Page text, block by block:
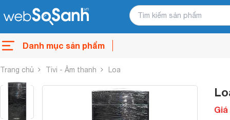
Danh mục sản phẩm
Trang chủ Tivi - Âm thanh Loa